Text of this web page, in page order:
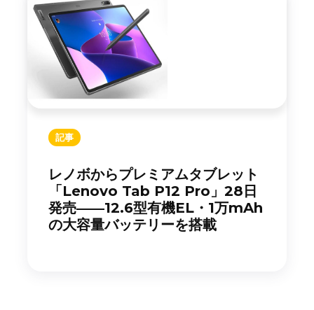
記事
レノボからプレミアムタブレット
「Lenovo Tab P12 Pro」28日
発売――12.6型有機EL・1万mAh
の大容量バッテリーを搭載